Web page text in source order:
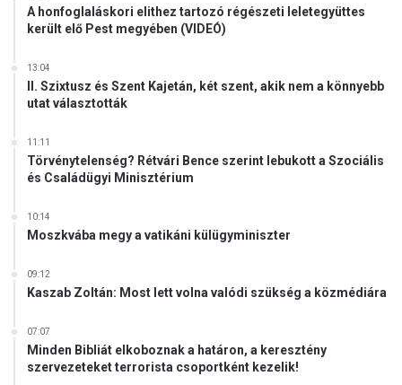
A honfoglaláskori elithez tartozó régészeti leletegyüttes
került elő Pest megyében (VIDEÓ)
13:04
II. Szixtusz és Szent Kajetán, két szent, akik nem a könnyebb
utat választották
11:11
Törvénytelenség? Rétvári Bence szerint lebukott a Szociális
és Családügyi Minisztérium
10:14
Moszkvába megy a vatikáni külügyminiszter
09:12
Kaszab Zoltán: Most lett volna valódi szükség a közmédiára
07:07
Minden Bibliát elkoboznak a határon, a keresztény
szervezeteket terrorista csoportként kezelik!